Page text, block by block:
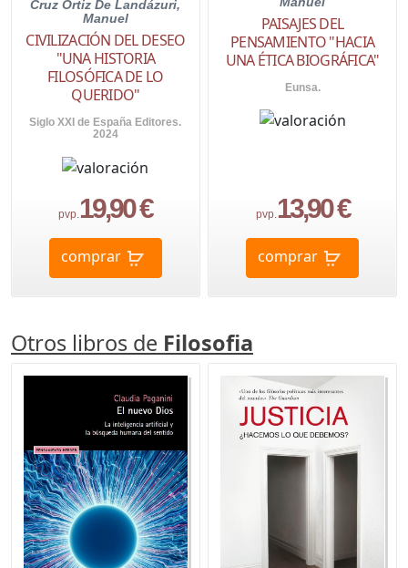
Cruz Ortiz De Landázuri,
Manuel
CIVILIZACIÓN DEL DESEO
"UNA HISTORIA
FILOSÓFICA DE LO
QUERIDO"
Siglo XXI de España Editores.
2024
pvp.19,90 €
comprar
PAISAJES DEL
PENSAMIENTO "HACIA
UNA ÉTICA BIOGRÁFICA"
Eunsa.
pvp.13,90 €
comprar
Otros libros de Filosofia